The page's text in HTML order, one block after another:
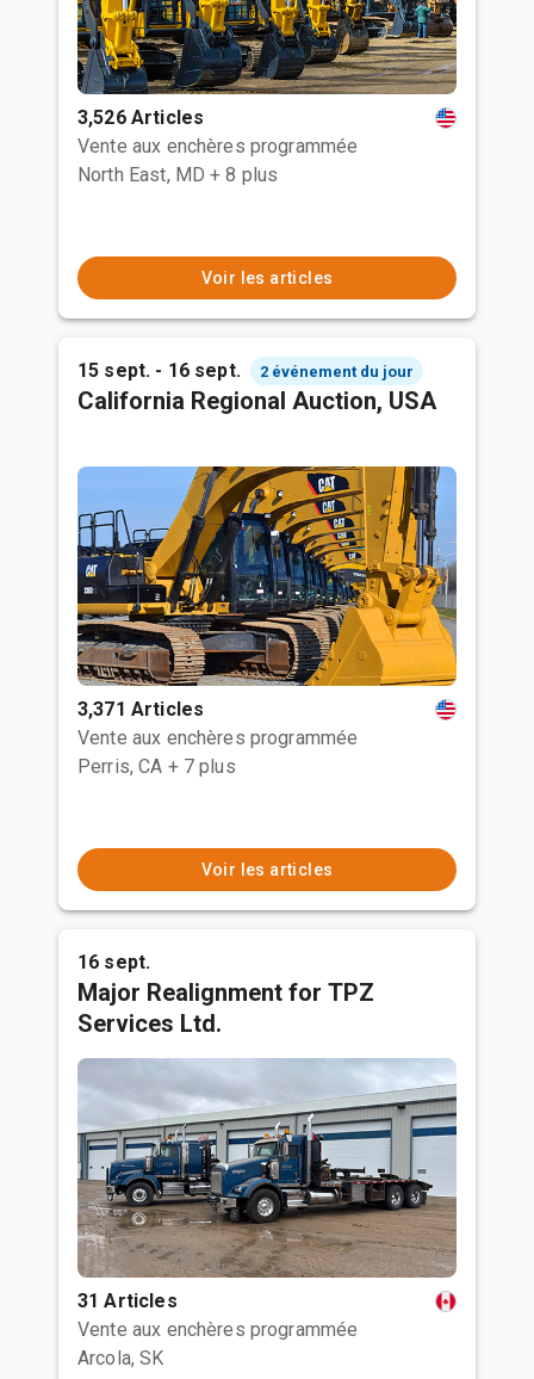
3,526 Articles
Vente aux enchères programmée
North East, MD + 8 plus
Voir les articles
15 sept. - 16 sept. 2 événement du jour
California Regional Auction, USA
3,371 Articles
Vente aux enchères programmée
Perris, CA + 7 plus
Voir les articles
16 sept.
Major Realignment for TPZ
Services Ltd.
31 Articles
Vente aux enchères programmée
Arcola, SK